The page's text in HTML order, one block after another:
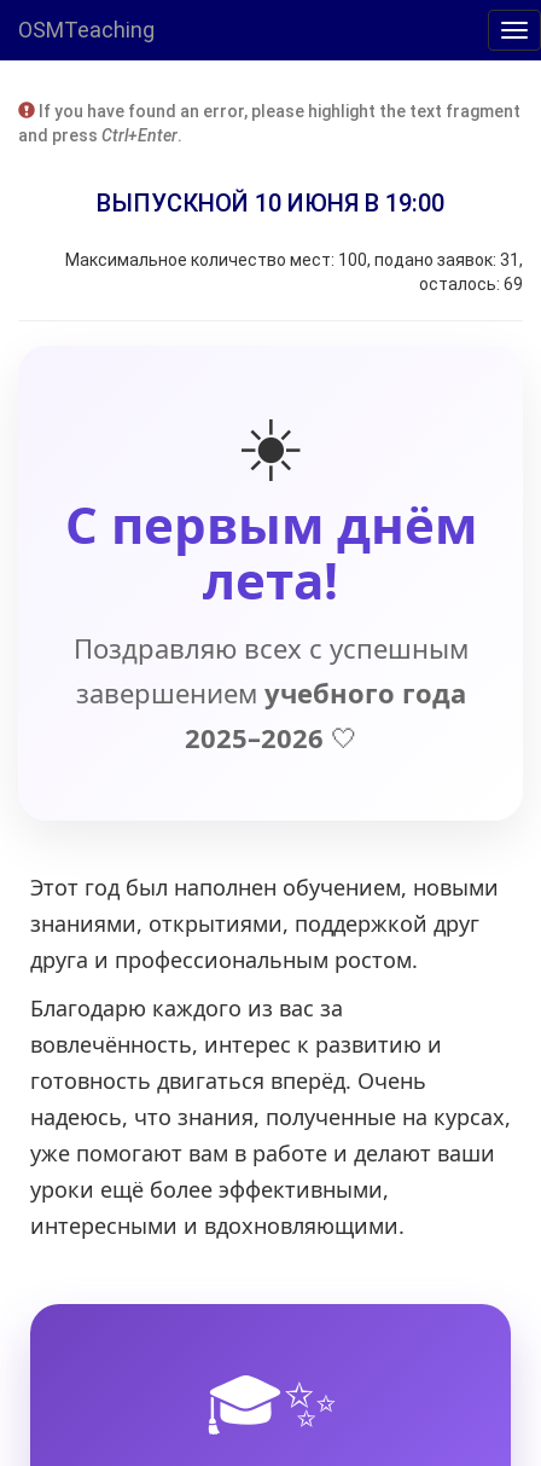
OSMTeaching
If you have found an error, please highlight the text fragment
and press Ctrl+Enter.
ВЫПУСКНОЙ 10 ИЮНЯ В 19:00
Максимальное количество мест: 100, подано заявок: 31,
осталось: 69
☀️
С первым днём
лета!
Поздравляю всех с успешным
завершением учебного года
2025–2026 🤍
Этот год был наполнен обучением, новыми
знаниями, открытиями, поддержкой друг
друга и профессиональным ростом.
Благодарю каждого из вас за
вовлечённость, интерес к развитию и
готовность двигаться вперёд. Очень
надеюсь, что знания, полученные на курсах,
уже помогают вам в работе и делают ваши
уроки ещё более эффективными,
интересными и вдохновляющими.
🎓✨